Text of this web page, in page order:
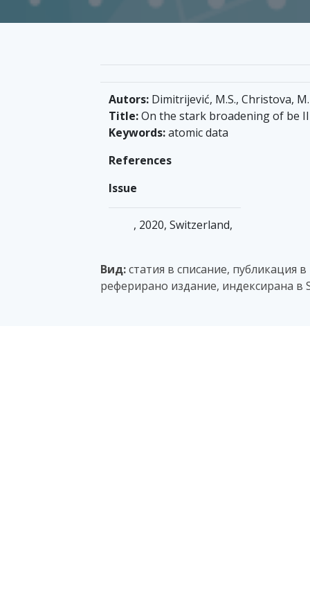
Autors: Dimitrijević, M.S., Christova,
Title:On the stark broadening of be
Keywords:atomic data
References
Issue
, 2020, Switzerland,
Вид:статия в списание, публикация
реферирано издание, индексирана в